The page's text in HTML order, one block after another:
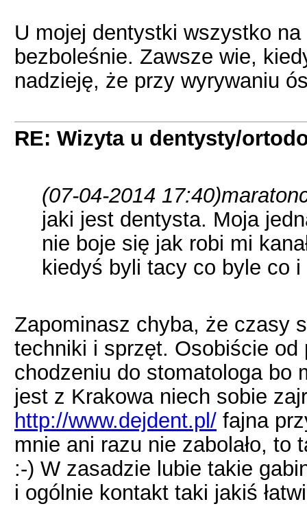
U mojej dentystki wszystko
bezboleśnie. Zawsze wie,
nadzieję, że przy wyrywaniu
RE: Wizyta u dentysty/
(07-04-2014 17:40)
jaki jest dentysta. Moja
nie boje się jak robi mi
kiedyś byli tacy co byle co i
Zapominasz chyba, że czasy
techniki i sprzęt. Osobiście
chodzeniu do stomatologa bo
jest z Krakowa niech sobie
http://www.dejdent.pl/ fajna
mnie ani razu nie zabolało,
:-) W zasadzie lubie takie
i ogólnie kontakt taki jakiś